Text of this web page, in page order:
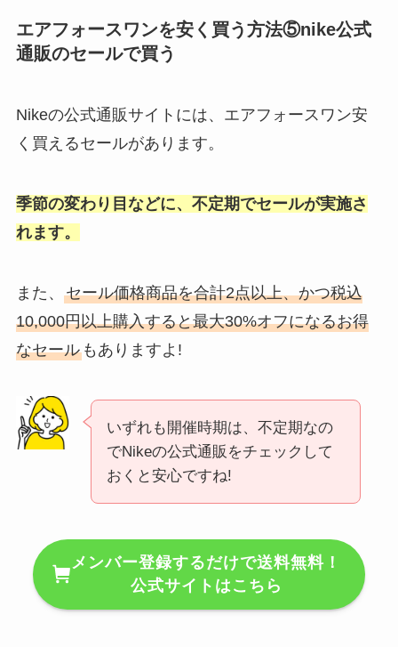
エアフォースワンを安く買う方法⑤nike公式
通販のセールで買う
Nikeの公式通販サイトには、エアフォースワン安
く買えるセールがあります。
季節の変わり目などに、不定期でセールが実施さ
れます。
また、 セール価格商品を合計2点以上、かつ税込
10,000円以上購入すると最大30%オフになるお得
なセールもありますよ!
いずれも開催時期は、不定期なの
でNikeの公式通販をチェックして
おくと安心ですね!
メンバー登録するだけで送料無料！
公式サイトはこちら